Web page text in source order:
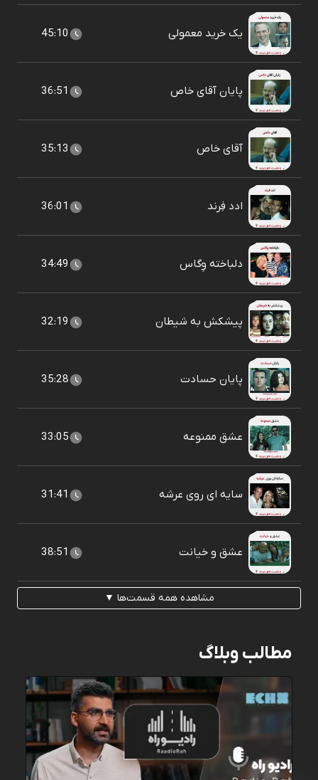
یک خرید معمولی 45:10
پایان آقای خاص 36:51
آقای خاص 35:13
ادد فِرند 36:01
دلباخته وِگاس 34:49
پیشکش به شیطان 32:19
پایان حسادت 35:28
عشق ممنوعه 33:05
سایه ای روی عرشه 31:41
عشق و خیانت 38:51
مشاهده همه قسمت‌ها ▼
مطالب وبلاگ